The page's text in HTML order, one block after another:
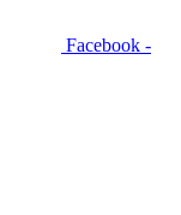
Facebook -